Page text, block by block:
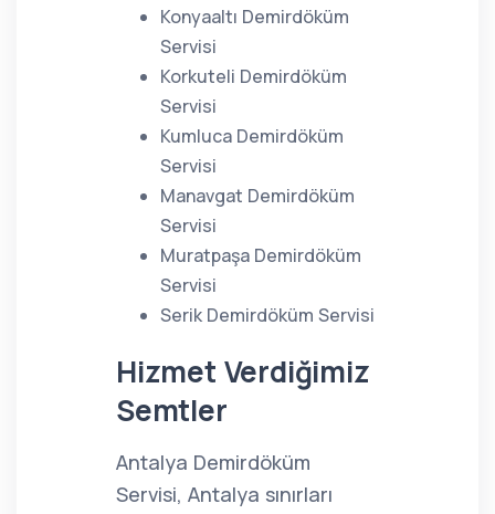
Konyaaltı Demirdöküm
Servisi
Korkuteli Demirdöküm
Servisi
Kumluca Demirdöküm
Servisi
Manavgat Demirdöküm
Servisi
Muratpaşa Demirdöküm
Servisi
Serik Demirdöküm Servisi
Hizmet Verdiğimiz
Semtler
Antalya Demirdöküm
Servisi, Antalya sınırları